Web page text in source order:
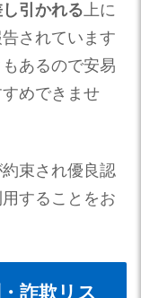
引かれる上に
されています​
あるので安易
めできませ
束され優良認
することをお
詐欺リス